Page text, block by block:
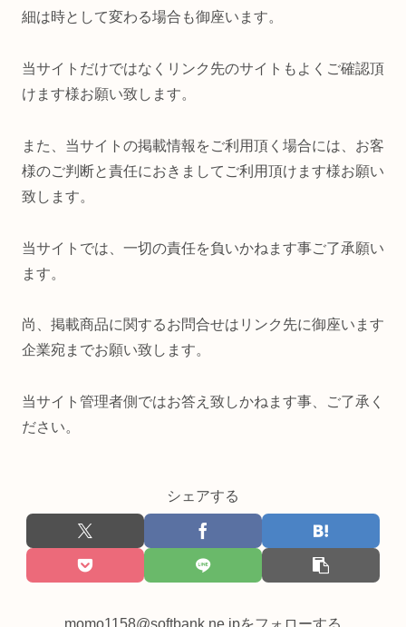
細は時として変わる場合も御座います。
当サイトだけではなくリンク先のサイトもよくご確認頂
けます様お願い致します。
また、当サイトの掲載情報をご利用頂く場合には、お客
様のご判断と責任におきましてご利用頂けます様お願い
致します。
当サイトでは、一切の責任を負いかねます事ご了承願い
ます。
尚、掲載商品に関するお問合せはリンク先に御座います
企業宛までお願い致します。
当サイト管理者側ではお答え致しかねます事、ご了承く
ださい。
シェアする
momo1158@softbank.ne.jpをフォローする